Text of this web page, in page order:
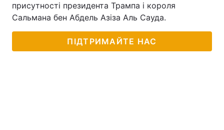
присутності президента Трампа і короля
Сальмана бен Абдель Азіза Аль Сауда.
ПІДТРИМАЙТЕ НАС